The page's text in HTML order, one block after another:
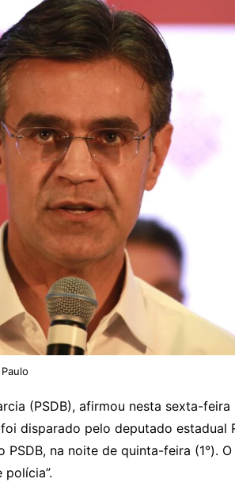
(PSDB), afirmou nesta sexta-
disparado pelo deputado estadual
na noite de quinta-feira (1°).